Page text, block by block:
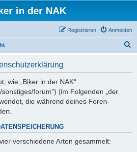
in der NAK
Anmelden
Registrieren
wie „Biker in der NAK“
forum“) (im Folgenden „der
die während deines Foren-
verschiedene Arten gesammelt: